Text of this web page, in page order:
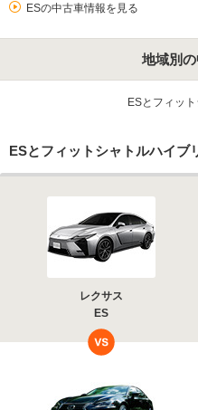
ESの中古車情報を見る
地域別
ESとフィッ
ESとフィットシャトルハイブ
レクサス
ES